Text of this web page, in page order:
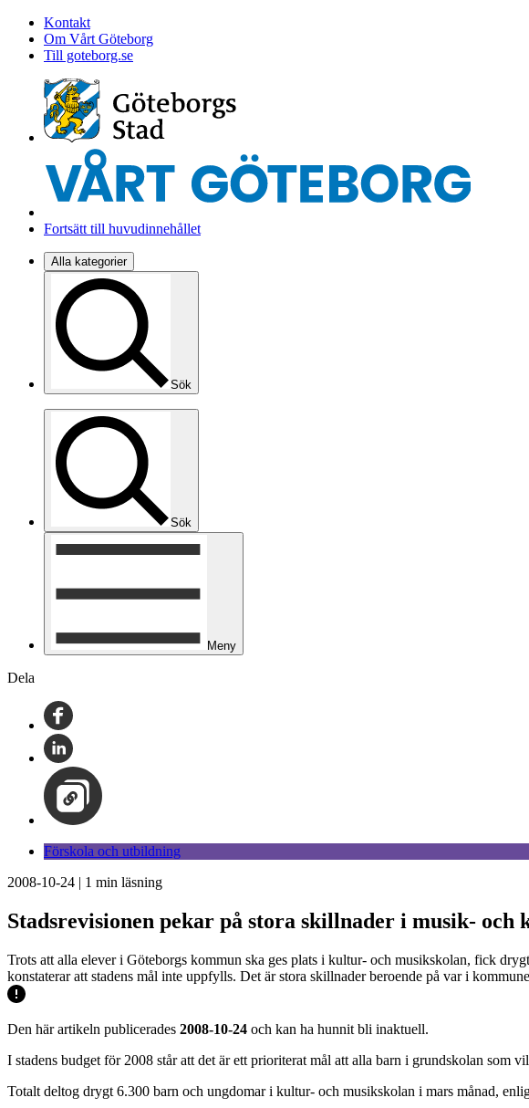
Kontakt
Om Vårt Göteborg
Till goteborg.se
Fortsätt till huvudinnehållet
Alla kategorier
Sök
Sök
Meny
Dela
Förskola och utbildning
2008-10-24 | 1 min läsning
Stadsrevisionen pekar på stora skillnader i musik- och
Trots att alla elever i Göteborgs kommun ska ges plats i kultur- och musikskolan, fick
konstaterar att stadens mål inte uppfylls. Det är stora skillnader beroende på var i
Den här artikeln publicerades 2008-10-24 och kan ha hunnit bli inaktuell.
I stadens budget för 2008 står att det är ett prioriterat mål att alla barn i grundskolan som
Totalt deltog drygt 6.300 barn och ungdomar i kultur- och musikskolan i mars månad,